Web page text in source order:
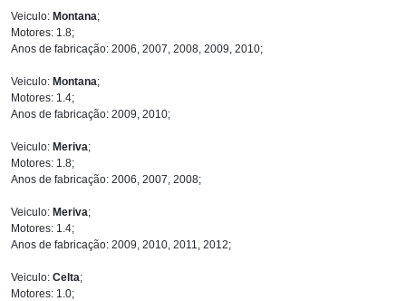
Veiculo: Montana;
Motores: 1.8;
Anos de fabricação: 2006, 2007, 2008, 2009, 2010;
Veiculo: Montana;
Motores: 1.4;
Anos de fabricação: 2009, 2010;
Veiculo: Meriva;
Motores: 1.8;
Anos de fabricação: 2006, 2007, 2008;
Veiculo: Meriva;
Motores: 1.4;
Anos de fabricação: 2009, 2010, 2011, 2012;
Veiculo: Celta;
Motores: 1.0;